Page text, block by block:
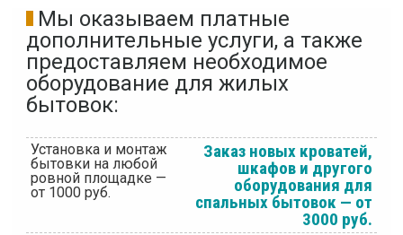
Мы оказываем платные
дополнительные услуги, а также
предоставляем необходимое
оборудование для жилых
бытовок:
Установка и монтаж
бытовки на любой
ровной площадке —
от 1000 руб.
Заказ новых кроватей,
шкафов и другого
оборудования для
спальных бытовок — от
3000 руб.